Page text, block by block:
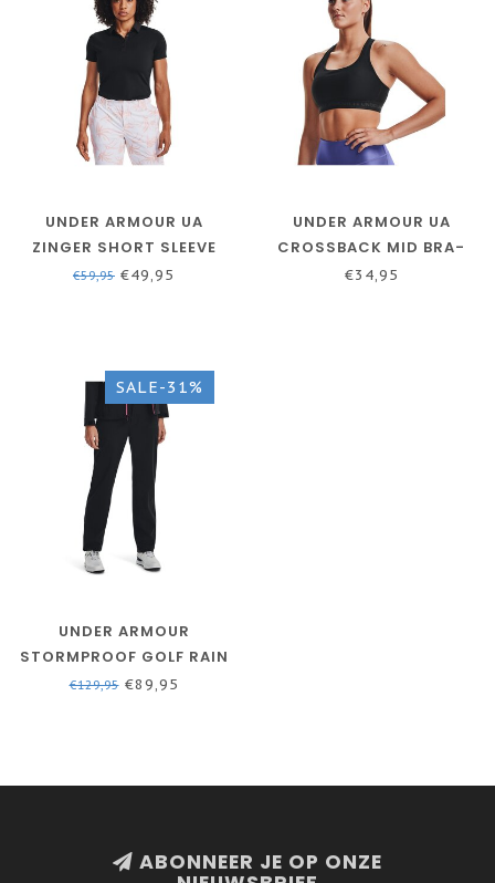
UNDER ARMOUR UA
ZINGER SHORT SLEEVE
POLO-ZWART
€59,95 €49,95
UNDER ARMOUR UA
CROSSBACK MID BRA-
ZWART/GRIJS - SPORT
€34,95
SALE-31%
UNDER ARMOUR
STORMPROOF GOLF RAIN
PANT DAMESREGENBROEK
€129,95€89,95
ABONNEER JE OP ONZE